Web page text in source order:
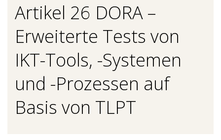
Artikel 26 DORA –
Erweiterte Tests von
IKT-Tools, -Systemen
und -Prozessen auf
Basis von TLPT